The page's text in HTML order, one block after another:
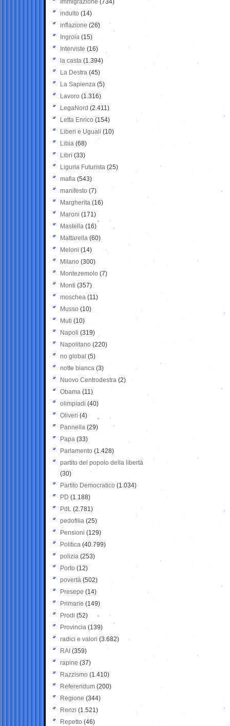
Immigrazione (734)
indulto (14)
inflazione (26)
Ingroia (15)
Interviste (16)
la casta (1.394)
La Destra (45)
La Sapienza (5)
Lavoro (1.316)
LegaNord (2.411)
Letta Enrico (154)
Liberi e Uguali (10)
Libia (68)
Libri (33)
Liguria Futurista (25)
mafia (543)
manifesto (7)
Margherita (16)
Maroni (171)
Mastella (16)
Mattarella (60)
Meloni (14)
Milano (300)
Montezemolo (7)
Monti (357)
moschea (11)
Musso (10)
Muti (10)
Napoli (319)
Napolitano (220)
no global (5)
notte bianca (3)
Nuovo Centrodestra (2)
Obama (11)
olimpiadi (40)
Oliveri (4)
Pannella (29)
Papa (33)
Parlamento (1.428)
partito del popolo della libertà
(30)
Partito Democratico (1.034)
PD (1.188)
PdL (2.781)
pedofilia (25)
Pensioni (129)
Politica (40.799)
polizia (253)
Porto (12)
povertà (502)
Presepe (14)
Primarie (149)
Prodi (52)
Provincia (139)
radici e valori (3.682)
RAI (359)
rapine (37)
Razzismo (1.410)
Referendum (200)
Regione (344)
Renzi (1.521)
Repetto (46)